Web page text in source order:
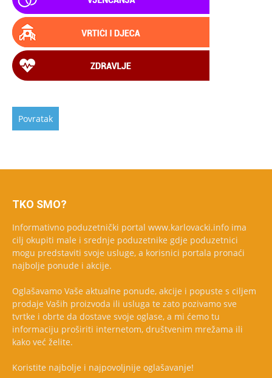
TKO SMO?
Informativno poduzetnički portal www.karlovacki.info ima
cilj okupiti male i srednje poduzetnike gdje poduzetnici
mogu predstaviti svoje usluge, a korisnici portala pronaći
najbolje ponude i akcije.
Oglašavamo Vaše aktualne ponude, akcije i popuste s ciljem
prodaje Vaših proizvoda ili usluga te zato pozivamo sve
tvrtke i obrte da dostave svoje oglase, a mi ćemo tu
informaciju proširiti internetom, društvenim mrežama ili
kako već želite.
Koristite najbolje i najpovoljnije oglašavanje!